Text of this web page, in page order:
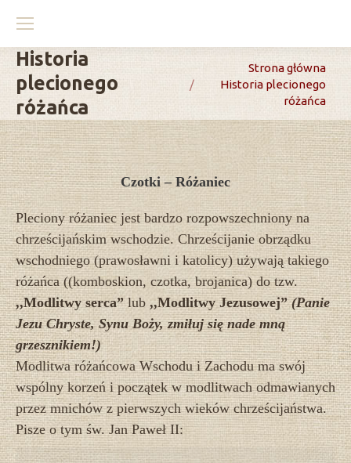
Historia
plecionego
różańca
You are here:Strona główna
Historia plecionego
różańca
Czotki – Różaniec
Pleciony różaniec jest bardzo rozpowszechniony na
chrześcijańskim wschodzie. Chrześcijanie obrządku
wschodniego (prawosławni i katolicy) używają takiego
różańca ((komboskion, czotka, brojanica) do tzw.
,,Modlitwy serca”lub ,,Modlitwy Jezusowej”(Panie
Jezu Chryste, Synu Boży, zmiłuj się nade mną
grzesznikiem!)
Modlitwa różańcowa Wschodu i Zachodu ma swój
wspólny korzeń i początek w modlitwach odmawianych
przez mnichów z pierwszych wieków chrześcijaństwa.
Pisze o tym św. Jan Paweł II: